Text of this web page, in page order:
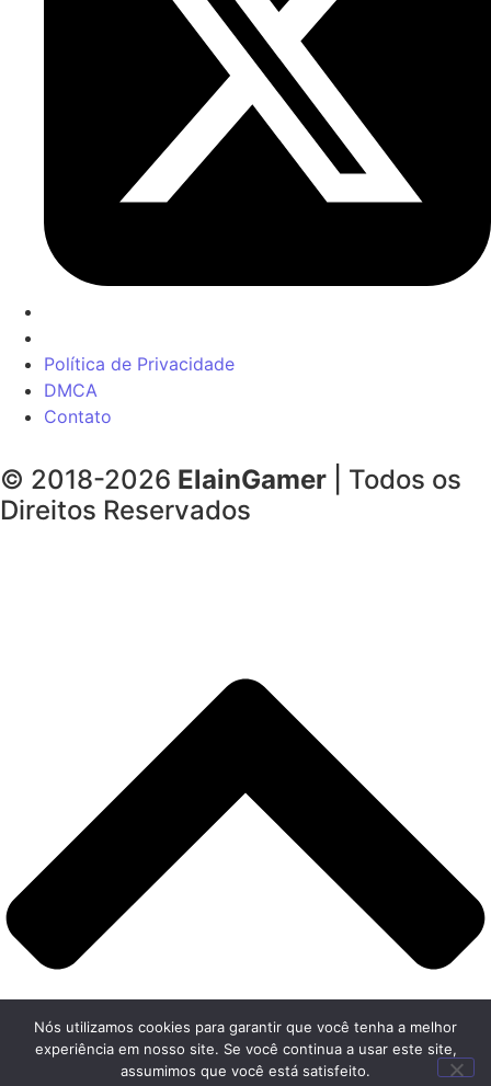
Política de Privacidade
DMCA
Contato
© 2018-2026 ElainGamer | Todos os
Direitos Reservados
Nós utilizamos cookies para garantir que você tenha a melhor
experiência em nosso site. Se você continua a usar este site,
assumimos que você está satisfeito.